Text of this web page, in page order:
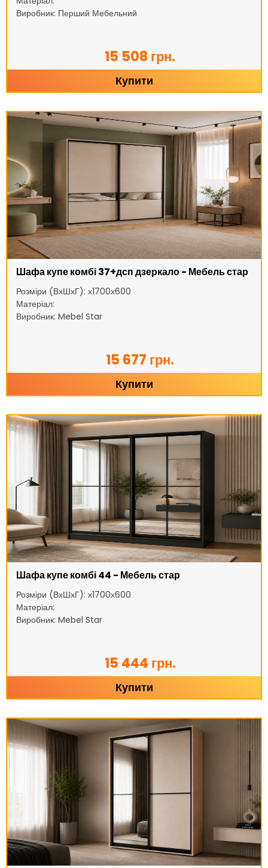
Виробник: Перший Мебельний
15 508 грн.
Купити
Шафа купе комбі 37+дсп дзеркало - Мебель стар
Розміри (ВхШхГ): х1700х600
Матеріал:
Виробник: Mebel Star
15 677 грн.
Купити
Шафа купе комбі 44 - Мебель стар
Розміри (ВхШхГ): х1700х600
Матеріал:
Виробник: Mebel Star
15 444 грн.
Купити